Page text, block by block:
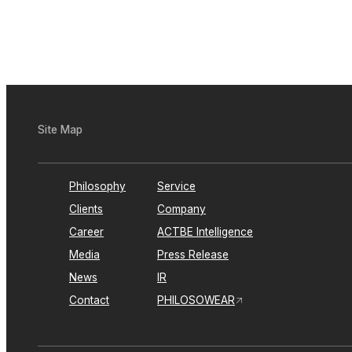
Site Map
Philosophy
Service
Clients
Company
Career
ACTBE Intelligence
Media
Press Release
News
IR
Contact
PHILOSOWEAR